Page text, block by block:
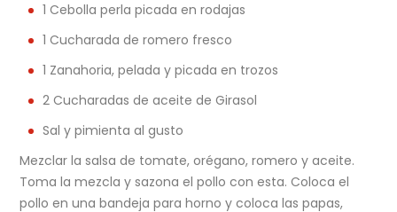
1 Cebolla perla picada en rodajas
1 Cucharada de romero fresco
1 Zanahoria, pelada y picada en trozos
2 Cucharadas de aceite de Girasol
Sal y pimienta al gusto
Mezclar la salsa de tomate, orégano, romero y aceite.
Toma la mezcla y sazona el pollo con esta. Coloca el
pollo en una bandeja para horno y coloca las papas,